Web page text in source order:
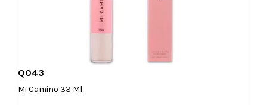
Q043
Mi Camino 33 Ml